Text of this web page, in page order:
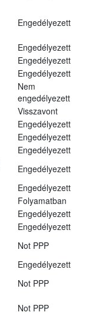
Engedélyezett
Engedélyezett
Engedélyezett
Engedélyezett
Nem
engedélyezett
Visszavont
Engedélyezett
Engedélyezett
Engedélyezett
Engedélyezett
Engedélyezett
Folyamatban
Engedélyezett
Engedélyezett
Not PPP
Engedélyezett
Not PPP
Not PPP